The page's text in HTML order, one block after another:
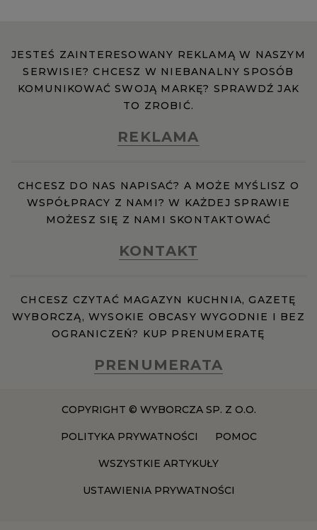
JESTEŚ ZAINTERESOWANY REKLAMĄ W NASZYM
SERWISIE? CHCESZ W NIEBANALNY SPOSÓB
KOMUNIKOWAĆ SWOJĄ MARKĘ? SPRAWDŹ JAK
TO ZROBIĆ.
REKLAMA
CHCESZ DO NAS NAPISAĆ? A MOŻE MYŚLISZ O
WSPÓŁPRACY Z NAMI? W KAŻDEJ SPRAWIE
MOŻESZ SIĘ Z NAMI SKONTAKTOWAĆ
KONTAKT
CHCESZ CZYTAĆ MAGAZYN KUCHNIA, GAZETĘ
WYBORCZĄ, WYSOKIE OBCASY WYGODNIE I BEZ
OGRANICZEŃ? KUP PRENUMERATĘ
PRENUMERATA
COPYRIGHT © WYBORCZA SP. Z O.O.
POLITYKA PRYWATNOŚCI POMOC
WSZYSTKIE ARTYKUŁY
USTAWIENIA PRYWATNOŚCI